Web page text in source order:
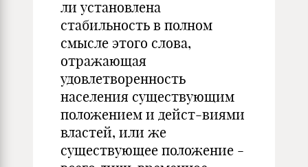
ли установлена
стабильность в полном
смысле этого слова,
отражающая
удовлетворенность
населения существующим
положением и дейст-виями
властей, или же
существующее положение -